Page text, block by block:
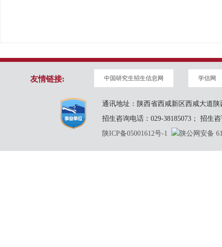
友情链接: 中国研究生招生信息网 学信网
通讯地址：陕西省西咸新区西咸大道
招生咨询电话：029-38185073； 招生
陕ICP备05001612号-1
陕公网安备